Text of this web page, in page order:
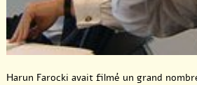
Harun Farocki avait filmé un grand